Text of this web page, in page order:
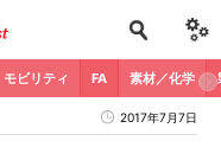
モビリティ FA 素材／化学
2017年7月7日